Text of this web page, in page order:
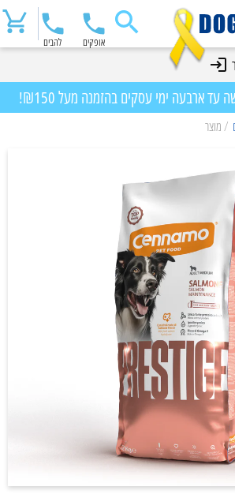
אופקים להבים
ארבעה ימי עסקים בהזמנה מעל ₪150!
/ מוצר